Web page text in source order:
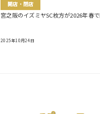
開店・閉店
宮之阪のイズミヤSC枚方が2026年春
2025年10月24日